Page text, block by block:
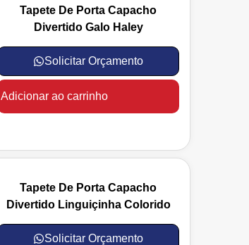
Tapete De Porta Capacho
Divertido Galo Haley
Solicitar Orçamento
Adicionar ao carrinho
Tapete De Porta Capacho
Divertido Linguiçinha Colorido
Solicitar Orçamento